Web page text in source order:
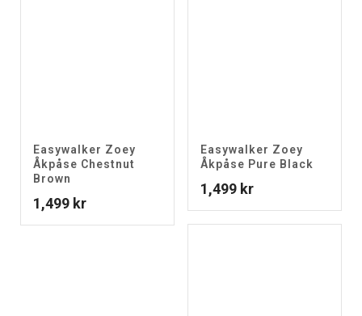
Easywalker Zoey
Åkpåse Chestnut
Brown
1,499 kr
Easywalker Zoey
Åkpåse Pure Black
1,499 kr